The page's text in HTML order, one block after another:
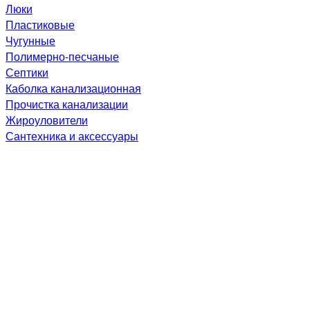
Люки
Пластиковые
Чугунные
Полимерно-песчаные
Септики
Каболка канализационная
Прочистка канализации
Жироуловители
Сантехника и аксессуары